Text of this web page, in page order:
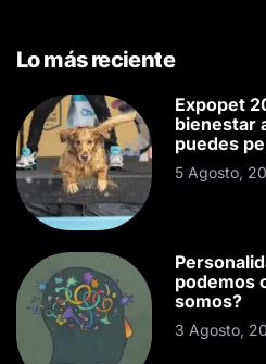
Lo más reciente
Expopet
bienestar
puedes
5 Agosto,
podemos
somos?
3 Agosto,